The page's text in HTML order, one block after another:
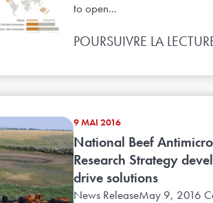
to open...
POURSUIVRE LA
9 MAI 2016
National Beef
Research Strategy
drive solutions
News ReleaseMay 9, 2016